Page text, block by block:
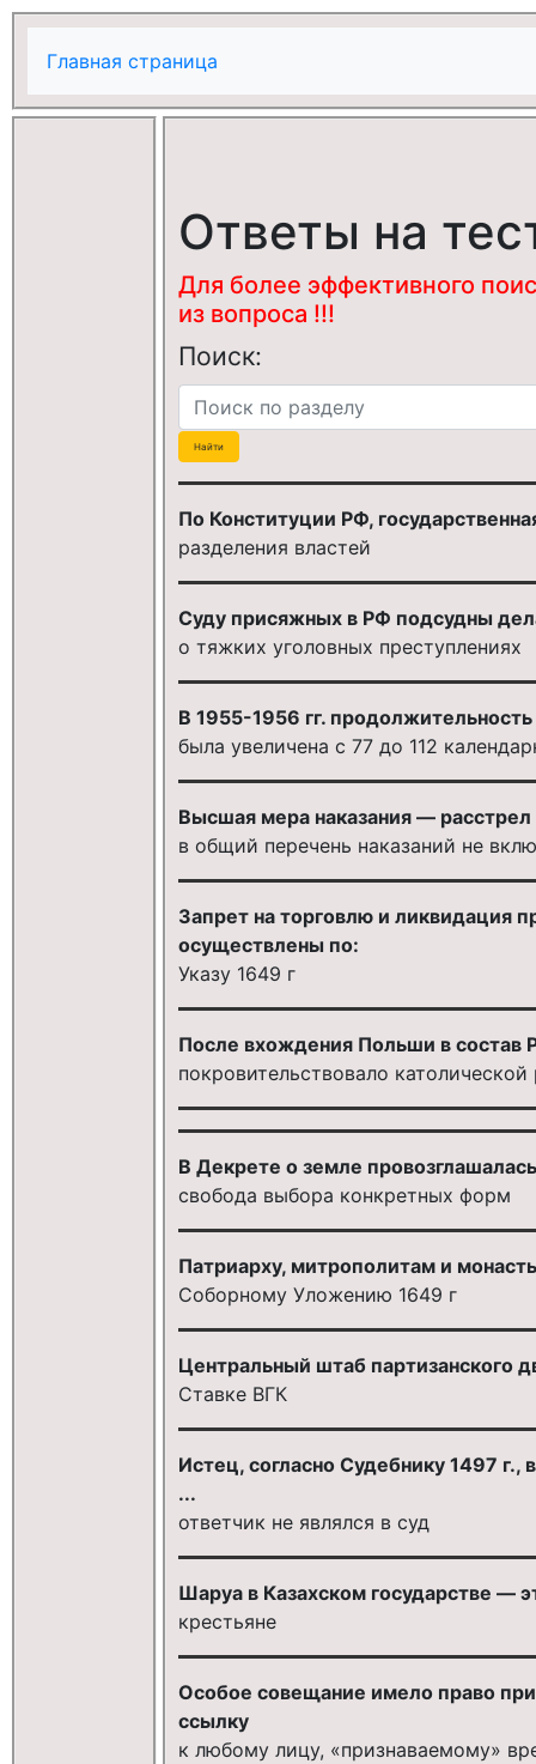
Главная страница
Ответы на
Для более эффективного
из вопроса !!!
Поиск:
По Конституции РФ,
разделения властей
Суду присяжных в РФ подсудны
о тяжких уголовных преступлениях
В 1955-1956 гг.
была увеличена с 77 до 112
Высшая мера наказания —
в общий перечень наказаний не
Запрет на торговлю и ликвидация
осуществлены по:
Указу 1649 г
После вхождения Польши в состав
покровительствовало католической
В Декрете о земле провозглашалась
свобода выбора конкретных форм
Патриарху, митрополитам и
Соборному Уложению 1649 г
Центральный штаб партизанского
Ставке ВГК
Истец, согласно Судебнику 1497 г.,
...
ответчик не являлся в суд
Шаруа в Казахском государстве —
крестьяне
Особое совещание имело право
ссылку
к любому лицу, «признаваемому»